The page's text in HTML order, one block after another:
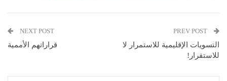
التسويات الإقليمية للاستمرار لا
للاستقرار!
NEXT POST
قراراتهم الأممية